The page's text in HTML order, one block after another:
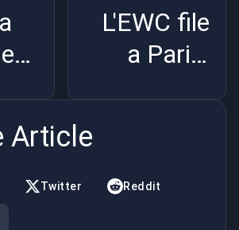
L'EWC file
a Paris:
BuyBoosting
Article
Twitter Reddit